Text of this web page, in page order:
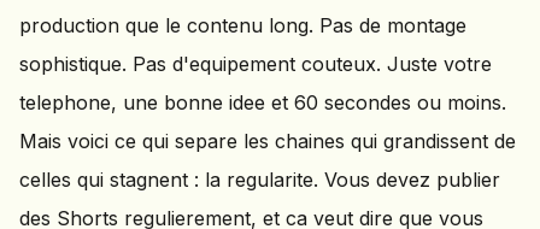
production que le contenu long. Pas de montage
sophistique. Pas d'equipement couteux. Juste votre
telephone, une bonne idee et 60 secondes ou moins.
Mais voici ce qui separe les chaines qui grandissent de
celles qui stagnent : la regularite. Vous devez publier
des Shorts regulierement, et ca veut dire que vous